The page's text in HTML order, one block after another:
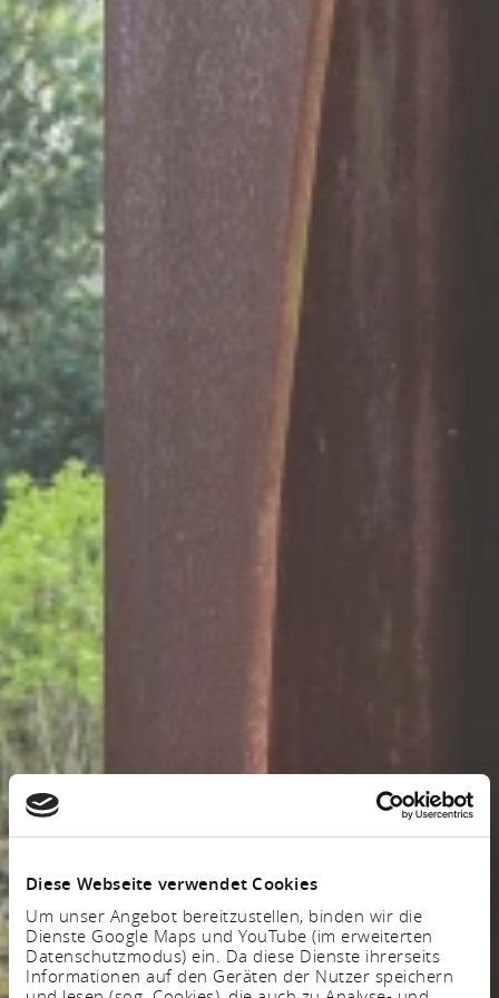
Diese Webseite verwendet Cookies
Um unser Angebot bereitzustellen, binden wir die
Dienste Google Maps und YouTube (im erweiterten
Datenschutzmodus) ein. Da diese Dienste ihrerseits
Informationen auf den Geräten der Nutzer speichern